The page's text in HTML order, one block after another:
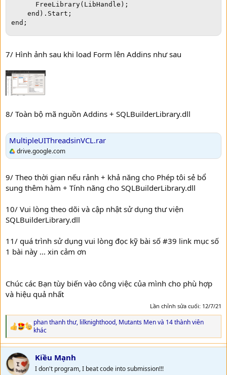
      FreeLibrary(LibHandle);
    end).Start;
end;
7/ Hình ảnh sau khi load Form lên Addins như sau
8/ Toàn bộ mã nguồn Addins + SQLBuilderLibrary.dll
MultipleUIThreadsinVCL.rar
drive.google.com
9/ Theo thời gian nếu rảnh + khả năng cho Phép tôi sẻ bổ
sung thêm hàm + Tính năng cho SQLBuilderLibrary.dll
10/ Vui lòng theo dõi và cập nhật sử dụng thư viện
SQLBuilderLibrary.dll
11/ quá trình sử dụng vui lòng đọc kỹ bài số #39 link mục số
1 bài này ... xin cảm ơn
Chúc các Bạn tùy biến vào công việc của mình cho phù hợp
và hiệu quả nhất
Lần chỉnh sửa cuối: 12/7/21
R
e
a
c
t
i
phan thanh thư, lilknighthood, Mutants Menvà 14 thành viên
khác
Kiều Mạnh
I don't program, I beat code into submission!!!